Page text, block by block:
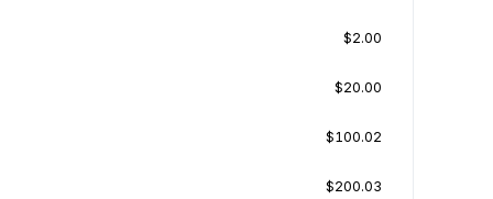
$2.00
$20.00
$100.02
$200.03